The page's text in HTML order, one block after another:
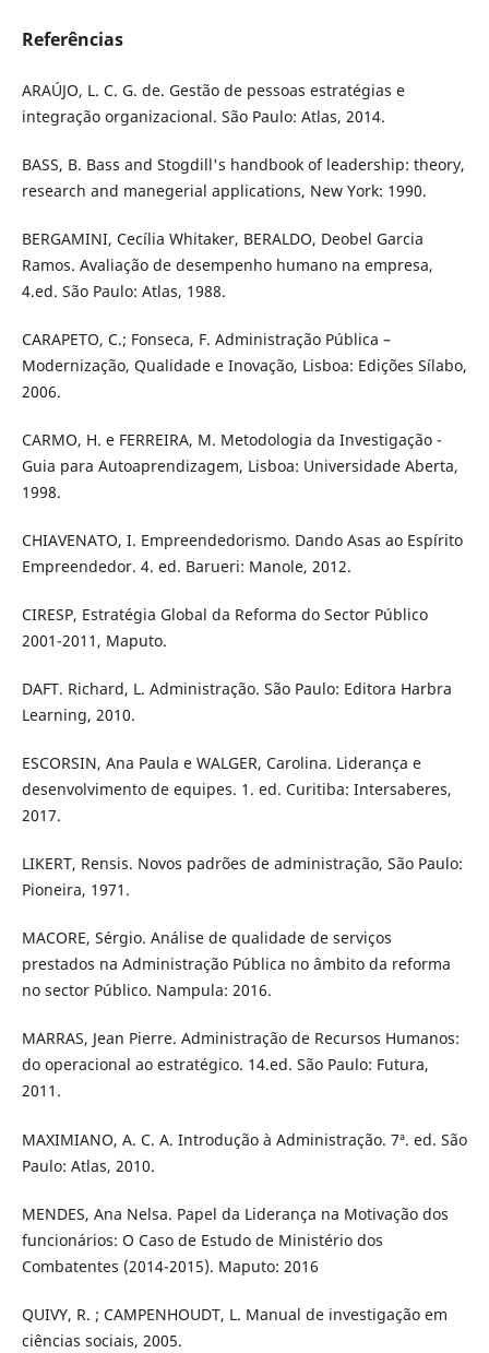
Referências
ARAÚJO, L. C. G. de. Gestão de pessoas estratégias e
integração organizacional. São Paulo: Atlas, 2014.
BASS, B. Bass and Stogdill's handbook of leadership: theory,
research and manegerial applications, New York: 1990.
BERGAMINI, Cecília Whitaker, BERALDO, Deobel Garcia
Ramos. Avaliação de desempenho humano na empresa,
4.ed. São Paulo: Atlas, 1988.
CARAPETO, C.; Fonseca, F. Administração Pública –
Modernização, Qualidade e Inovação, Lisboa: Edições Sílabo,
2006.
CARMO, H. e FERREIRA, M. Metodologia da Investigação -
Guia para Autoaprendizagem, Lisboa: Universidade Aberta,
1998.
CHIAVENATO, I. Empreendedorismo. Dando Asas ao Espírito
Empreendedor. 4. ed. Barueri: Manole, 2012.
CIRESP, Estratégia Global da Reforma do Sector Público
2001-2011, Maputo.
DAFT. Richard, L. Administração. São Paulo: Editora Harbra
Learning, 2010.
ESCORSIN, Ana Paula e WALGER, Carolina. Liderança e
desenvolvimento de equipes. 1. ed. Curitiba: Intersaberes,
2017.
LIKERT, Rensis. Novos padrões de administração, São Paulo:
Pioneira, 1971.
MACORE, Sérgio. Análise de qualidade de serviços
prestados na Administração Pública no âmbito da reforma
no sector Público. Nampula: 2016.
MARRAS, Jean Pierre. Administração de Recursos Humanos:
do operacional ao estratégico. 14.ed. São Paulo: Futura,
2011.
MAXIMIANO, A. C. A. Introdução à Administração. 7ª. ed. São
Paulo: Atlas, 2010.
MENDES, Ana Nelsa. Papel da Liderança na Motivação dos
funcionários: O Caso de Estudo de Ministério dos
Combatentes (2014-2015). Maputo: 2016
QUIVY, R. ; CAMPENHOUDT, L. Manual de investigação em
ciências sociais, 2005.